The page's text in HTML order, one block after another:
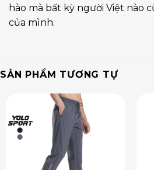
hào mà bất kỳ người Việt nào
của mình.
SẢN PHẨM TƯƠNG TỰ